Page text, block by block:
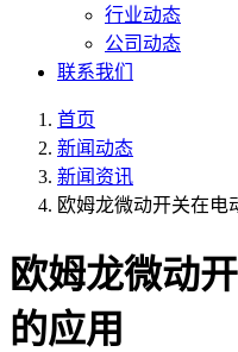
行业动态
公司动态
联系我们
首页
新闻动态
新闻资讯
欧姆龙微动开关在电
欧姆龙微动
的应用